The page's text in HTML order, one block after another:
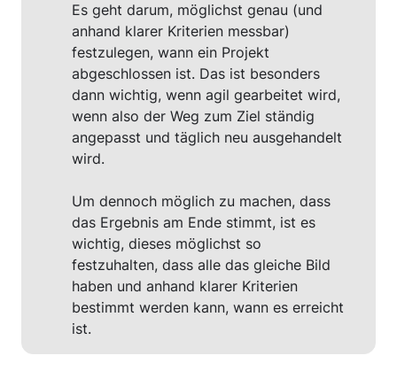
Es geht darum, möglichst genau (und
anhand klarer Kriterien messbar)
festzulegen, wann ein Projekt
abgeschlossen ist. Das ist besonders
dann wichtig, wenn agil gearbeitet wird,
wenn also der Weg zum Ziel ständig
angepasst und täglich neu ausgehandelt
wird.
Um dennoch möglich zu machen, dass
das Ergebnis am Ende stimmt, ist es
wichtig, dieses möglichst so
festzuhalten, dass alle das gleiche Bild
haben und anhand klarer Kriterien
bestimmt werden kann, wann es erreicht
ist.